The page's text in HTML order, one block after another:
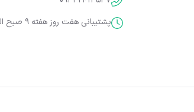
پشتیبانی هفت روز هفته 9 صبح الی 9 شب